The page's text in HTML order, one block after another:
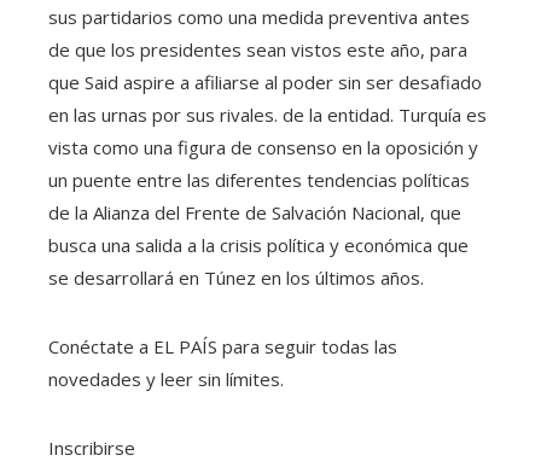
sus partidarios como una medida preventiva antes
de que los presidentes sean vistos este año, para
que Said aspire a afiliarse al poder sin ser desafiado
en las urnas por sus rivales. de la entidad. Turquía es
vista como una figura de consenso en la oposición y
un puente entre las diferentes tendencias políticas
de la Alianza del Frente de Salvación Nacional, que
busca una salida a la crisis política y económica que
se desarrollará en Túnez en los últimos años.
Conéctate a EL PAÍS para seguir todas las
novedades y leer sin límites.
Inscribirse